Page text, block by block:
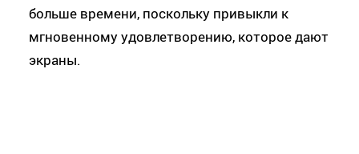
больше времени, поскольку привыкли к
мгновенному удовлетворению, которое дают
экраны.